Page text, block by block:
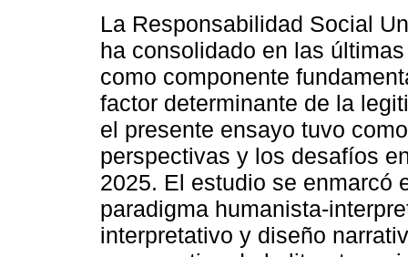
La Responsabilidad Social
ha consolidado en las
como componente
factor determinante de la
el presente ensayo tuvo
perspectivas y los desafíos
2025. El estudio se enmarcó
paradigma humanista-
interpretativo y diseño